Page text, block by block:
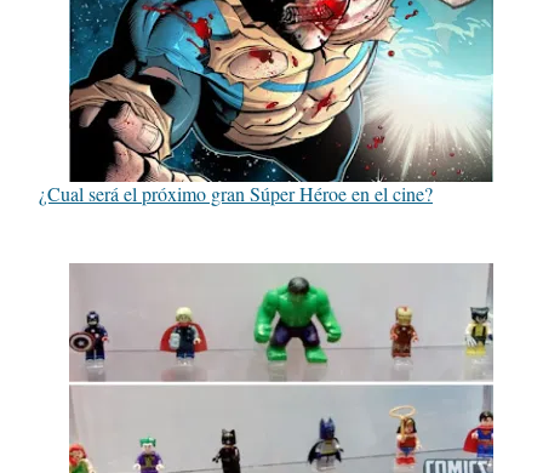
¿Cual será el próximo gran Súper Héroe en el cine?